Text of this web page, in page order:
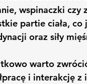
wspinaczki czy
partie ciała,
oraz siły
warto
i interakcję